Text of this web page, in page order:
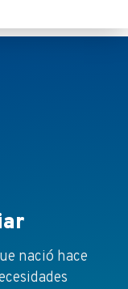
nació hace